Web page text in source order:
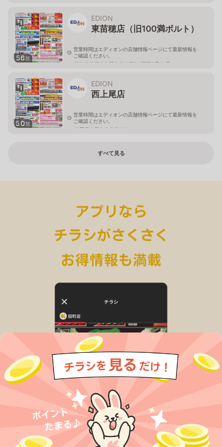
56枚
EDION
東苗穂店（旧100満ボルト）
営業時間はエディオンの店舗情報ページにて最新情報を
ご確認ください。
北海道札幌市東区東苗穂三条2丁目5番20号
50枚
EDION
西上尾店
営業時間はエディオンの店舗情報ページにて最新情報を
ご確認ください。
埼玉県上尾市小敷谷809-1
すべて見る